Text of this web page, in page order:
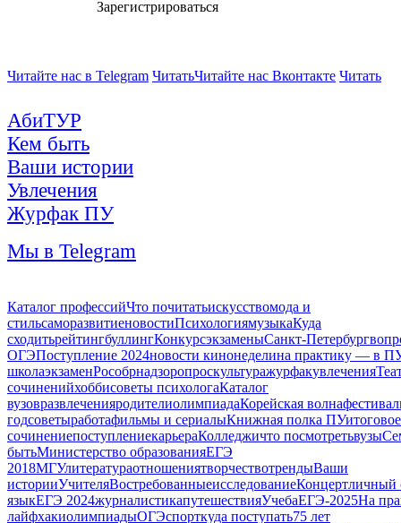
Зарегистрироваться
Читайте нас в Telegram ЧитатьЧитайте нас Вконтакте Читать
АбиТУР
Кем быть
Ваши истории
Увлечения
Журфак ПУ
Мы в Telegram
Каталог профессийЧто почитатьискусствомода и
стильсаморазвитиеновостиПсихологиямузыкаКуда
сходитьрейтингбуллингКонкурсэкзаменыСанкт-Петербург
ОГЭПоступление 2024новости кинонеделина практику — в
школаэкзаменРособрнадзоропроскультуражурфакувлечения
сочиненийхоббисоветы психологаКаталог
вузовразвлеченияродителиолимпиадаКорейская волна
годсоветыработафильмы и сериалыКнижная полка ПУитоговое
сочинениепоступлениекарьераКолледжичто посмотретьвузы
бытьМинистерство образованияЕГЭ
2018МГУлитератураотношениятворчествотрендыВаши
историиУчителяВостребованныеисследованиеКонцертличный
языкЕГЭ 2024журналистикапутешествияУчебаЕГЭ-2025На
лайфхакиолимпиадыОГЭспорткуда поступать75 лет